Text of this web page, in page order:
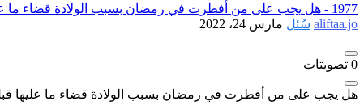
1977 -
هل يجب على من أفطرت في رمضان بسبب الولادة قضاء ما
aliftaa.jo سُئل مارس 24، 2022
0 تصويتات
هل يجب على من أفطرت في رمضان بسبب الولادة قضاء ما عليها